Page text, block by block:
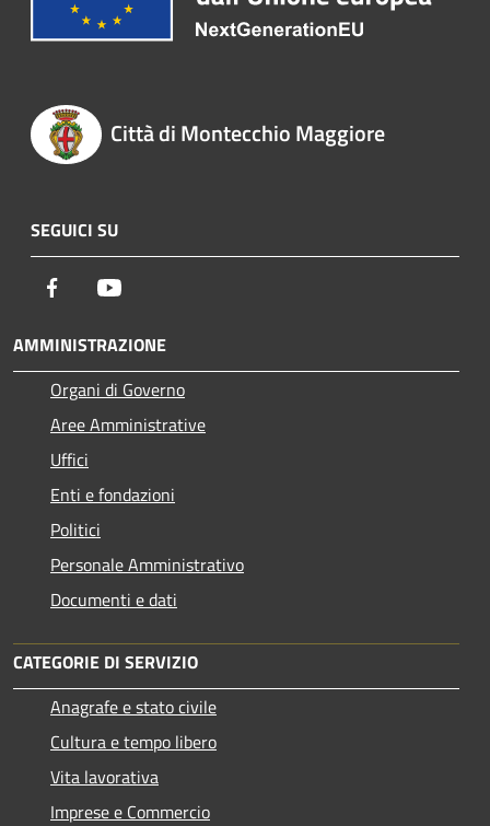
Città di Montecchio Maggiore
SEGUICI SU
Facebook
AMMINISTRAZIONE
Organi di Governo
Aree Amministrative
Uffici
Enti e fondazioni
Politici
Personale Amministrativo
Documenti e dati
CATEGORIE DI SERVIZIO
Anagrafe e stato civile
Cultura e tempo libero
Vita lavorativa
Imprese e Commercio